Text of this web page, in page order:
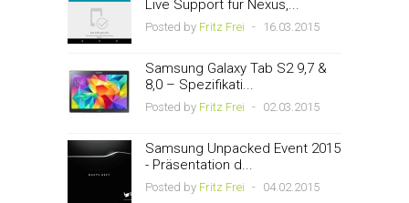
Live Support für Nexus,...
Posted by Fritz Frei - 16.03.2015
Samsung Galaxy Tab S2 9,7 &
8,0 – Spezifikati...
Posted by Fritz Frei - 02.03.2015
Samsung Unpacked Event 2015
- Präsentation d...
Posted by Fritz Frei - 04.02.2015